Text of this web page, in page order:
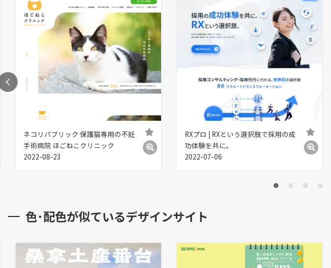
ネコリパブリック 保護猫専用の不妊
手術病院 ほごねこクリニック
2022-08-23
RXプロ | RXという選択肢で採用の成
功体験を共に。
2022-07-06
色･配色が似ているデザインサイト